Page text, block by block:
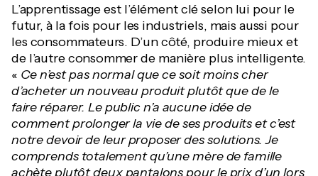
L’apprentissage est l’élément clé selon lui pour le
futur, à la fois pour les industriels, mais aussi pour
les consommateurs. D’un côté, produire mieux et
de l’autre consommer de manière plus intelligente.
« Ce n’est pas normal que ce soit moins cher
d’acheter un nouveau produit plutôt que de le
faire réparer. Le public n’a aucune idée de
comment prolonger la vie de ses produits et c’est
notre devoir de leur proposer des solutions. Je
comprends totalement qu’une mère de famille
achète plutôt deux pantalons pour le prix d’un lors